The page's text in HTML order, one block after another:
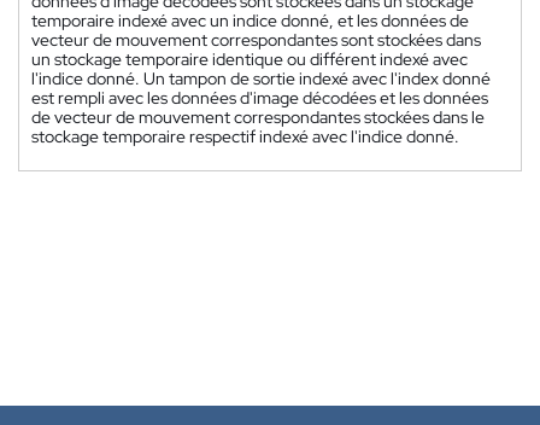
temporaire indexé avec un indice donné, et les données de
vecteur de mouvement correspondantes sont stockées dans
un stockage temporaire identique ou différent indexé avec
l'indice donné. Un tampon de sortie indexé avec l'index donné
est rempli avec les données d'image décodées et les données
de vecteur de mouvement correspondantes stockées dans le
stockage temporaire respectif indexé avec l'indice donné.